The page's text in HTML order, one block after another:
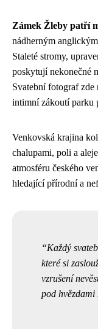
Zámek Žleby patří
nádherným
Staleté stromy,
poskytují nekonečné
Svatební fotograf
intimní zákoutí parku
Venkovská krajina
chalupami, poli a
atmosféru českého
hledající přírodní a
Každý
které si
vzrušení
pod hvězdami